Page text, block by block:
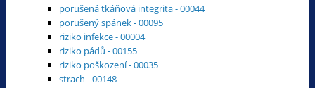
porušená tkáňová integrita - 00044
porušený spánek - 00095
riziko infekce - 00004
riziko pádů - 00155
riziko poškození - 00035
strach - 00148